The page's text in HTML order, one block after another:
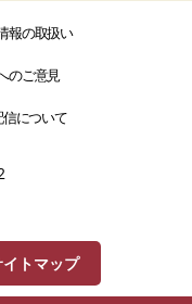
報の取扱い
のご意見
信について
トマップ